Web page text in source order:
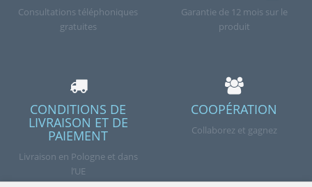
Consultations téléphoniques
gratuites
Garantie de 12 mois sur le
produit
CONDITIONS DE
LIVRAISON ET DE
PAIEMENT
Livraison en Pologne et dans
l’UE
COOPÉRATION
Collaborez et gagnez